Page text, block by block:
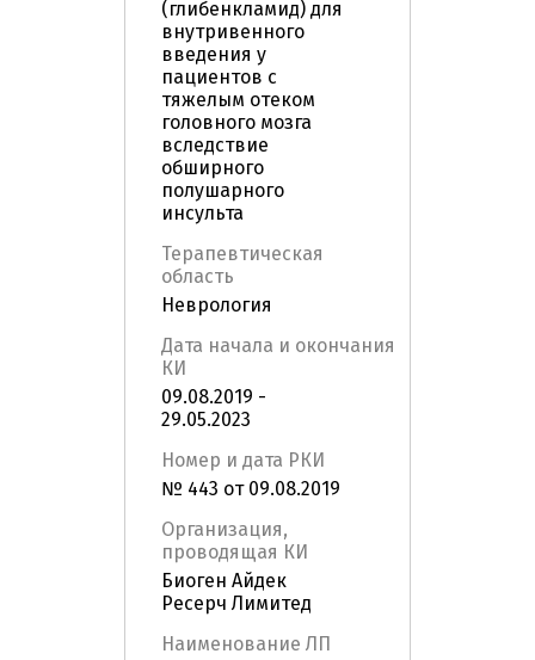
(глибенкламид) для
внутривенного
введения у
пациентов с
тяжелым отеком
головного мозга
вследствие
обширного
полушарного
инсульта
Терапевтическая
область
Неврология
Дата начала и окончания
КИ
09.08.2019 -
29.05.2023
Номер и дата РКИ
№ 443 от 09.08.2019
Организация,
проводящая КИ
Биоген Айдек
Ресерч Лимитед
Наименование ЛП